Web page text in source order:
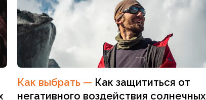
Как выбрать — Как защититься от
негативного воздействия солнечных